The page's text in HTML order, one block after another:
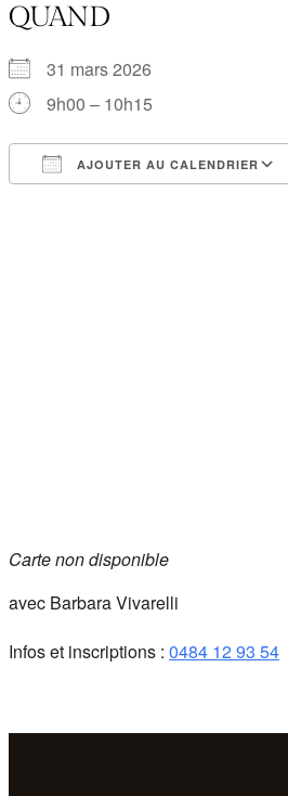
QUAND
31 mars 2026
9h00 – 10h15
AJOUTER AU CALENDRIER
Carte non disponible
avec Barbara Vivarelli
Infos et inscriptions : 0484 12 93 54